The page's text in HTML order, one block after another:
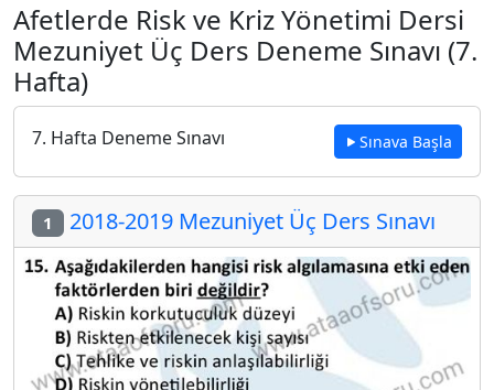
Afetlerde Risk ve Kriz Yönetimi Dersi
Mezuniyet Üç Ders Deneme Sınavı (7.
Hafta)
7. Hafta Deneme Sınavı Sınava Başla
1 2018-2019 Mezuniyet Üç Ders Sınavı